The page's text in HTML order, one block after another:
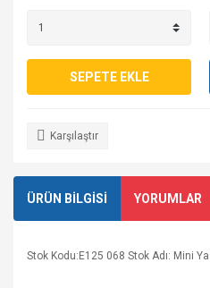
SEPETE EKLE
Karşılaştır
ÜRÜN BİLGİSİ YORUMLAR
Stok Kodu:E125 068 Stok Adı: Mini